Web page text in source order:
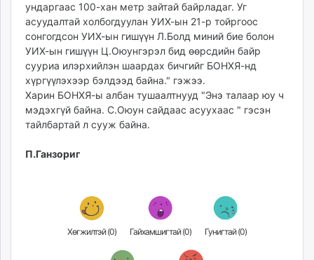
paparazzi.mn
unread.today
ундаргаас 100-хан метр зайтай байрладаг. Уг
асуудалтай холбогдуулан УИХ-ын 21-р тойргоос
сонгогдсон УИХ-ын гишүүн Л.Болд миний бие болон
УИХ-ын гишүүн Ц.Оюунгэрэл бид өөрсдийн байр
сууриа илэрхийлэн шаардах бичгийг БОНХЯ-нд
хүргүүлэхээр бэлдээд байна." гэжээ.
Харин БОНХЯ-ы албан тушаалтнууд "Энэ талаар юу ч
мэдэхгүй байна. С.Оюун сайдаас асуухаас " гэсэн
тайлбартай л сууж байна.
П.Ганзориг
Хөгжилтэй (0) Гайхамшигтай (0) Гунигтай (0)